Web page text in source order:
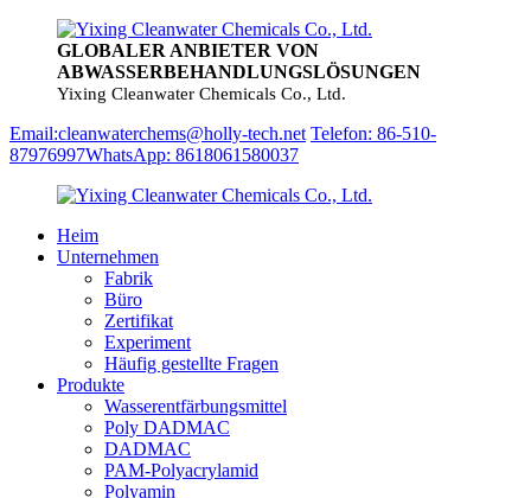
GLOBALER ANBIETER VON
ABWASSERBEHANDLUNGSLÖSUNGEN
Yixing Cleanwater Chemicals Co., Ltd.
Email:cleanwaterchems@holly-tech.net Telefon: 86-510-
87976997WhatsApp: 8618061580037
Heim
Unternehmen
Fabrik
Büro
Zertifikat
Experiment
Häufig gestellte Fragen
Produkte
Wasserentfärbungsmittel
Poly DADMAC
DADMAC
PAM-Polyacrylamid
Polyamin